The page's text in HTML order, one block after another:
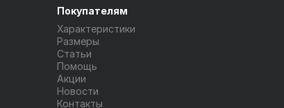
Покупателям
Характеристики
Размеры
Статьи
Помощь
Акции
Новости
Контакты